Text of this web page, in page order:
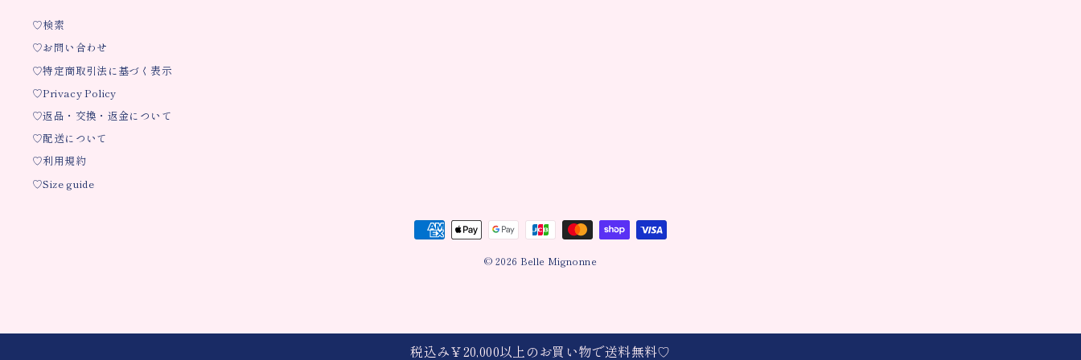
♡検索
♡お問い合わせ
♡特定商取引法に基づく表示
♡Privacy Policy
♡返品・交換・返金について
♡配送について
♡利用規約
♡Size guide
© 2026 Belle Mignonne
税込み￥20,000以上のお買い物で送料無料♡